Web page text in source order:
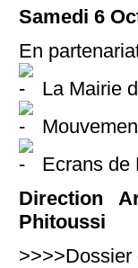
Samedi 6
En
La Mairie
Ecrans de
Direction
Phitoussi
>>>>Dossier